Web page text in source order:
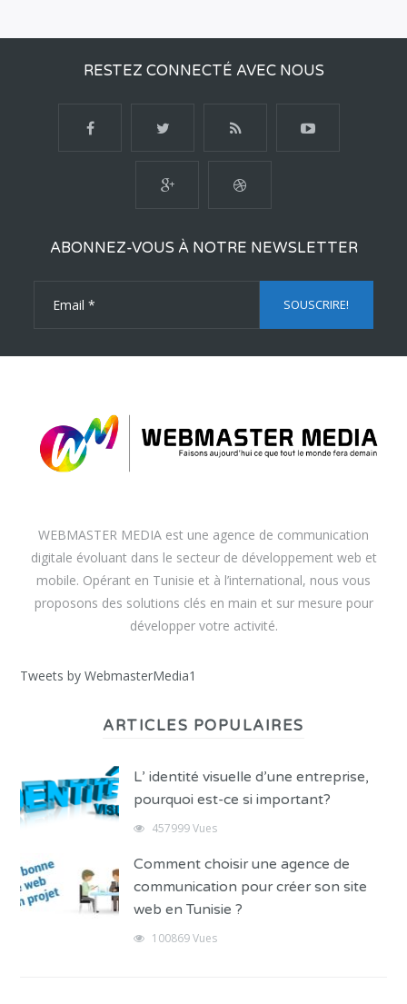
RESTEZ CONNECTÉ AVEC NOUS
ABONNEZ-VOUS À NOTRE NEWSLETTER
WEBMASTER MEDIA est une agence de communication
digitale évoluant dans le secteur de développement web et
mobile. Opérant en Tunisie et à l’international, nous vous
proposons des solutions clés en main et sur mesure pour
développer votre activité.
Tweets by WebmasterMedia1
ARTICLES POPULAIRES
L’ identité visuelle d’une entreprise,
pourquoi est-ce si important?
457999 Vues
Comment choisir une agence de
communication pour créer son site
web en Tunisie ?
100869 Vues